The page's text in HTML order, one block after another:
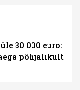
30 000 euro:
põhjalikult